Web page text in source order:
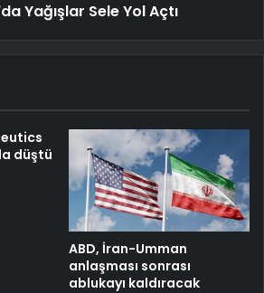
Yağışlar Sele Yol Açtı
düştü
ABD, İran-Umman
anlaşması sonrası
ablukayı kaldıracak